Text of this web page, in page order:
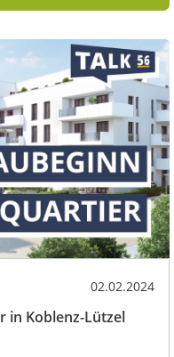
02.02.2024
in Koblenz-Lützel